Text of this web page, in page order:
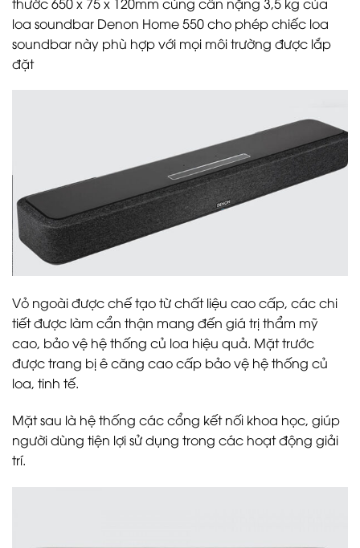
loa soundbar Denon Home 550 cho phép chiếc loa
soundbar này phù hợp với mọi môi trường được lắp
đặt
Vỏ ngoài được chế tạo từ chất liệu cao cấp, các chi
tiết được làm cẩn thận mang đến giá trị thẩm mỹ
cao, bảo vệ hệ thống củ loa hiệu quả. Mặt trước
được trang bị ê căng cao cấp bảo vệ hệ thống củ
loa, tinh tế.
Mặt sau là hệ thống các cổng kết nối khoa học, giúp
người dùng tiện lợi sử dụng trong các hoạt động giải
trí.